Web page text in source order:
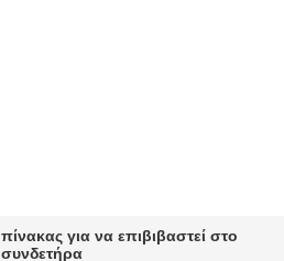
πίνακας για να επιβιβαστεί στο
συνδετήρα